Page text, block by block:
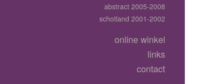
abstract 2005-2008
schotland 2001-2002
online winkel
links
contact